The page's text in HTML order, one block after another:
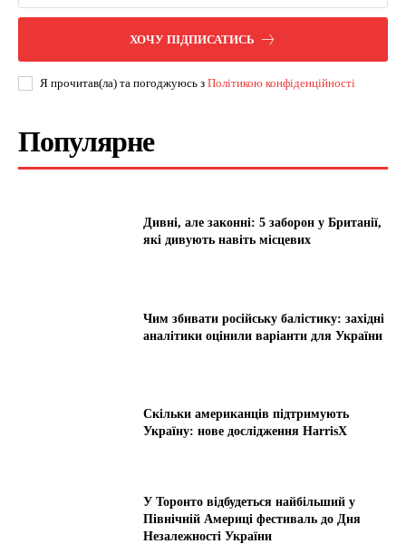
ХОЧУ ПІДПИСАТИСЬ
Я прочитав(ла) та погоджуюсь з Політикою конфіденційності
Популярне
Дивні, але законні: 5 заборон у Британії,
які дивують навіть місцевих
Чим збивати російську балістику: західні
аналітики оцінили варіанти для України
Скільки американців підтримують
Україну: нове дослідження HarrisX
У Торонто відбудеться найбільший у
Північній Америці фестиваль до Дня
Незалежності України